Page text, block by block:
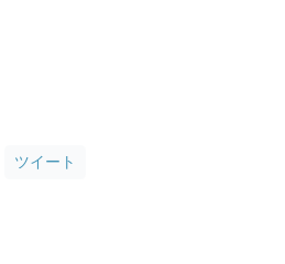
ツイート